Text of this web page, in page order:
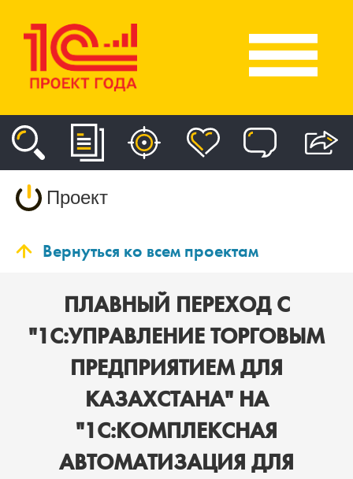
Проект
Вернуться ко всем проектам
ПЛАВНЫЙ ПЕРЕХОД С
"1С:УПРАВЛЕНИЕ ТОРГОВЫМ
ПРЕДПРИЯТИЕМ ДЛЯ
КАЗАХСТАНА" НА
"1С:КОМПЛЕКСНАЯ
АВТОМАТИЗАЦИЯ ДЛЯ